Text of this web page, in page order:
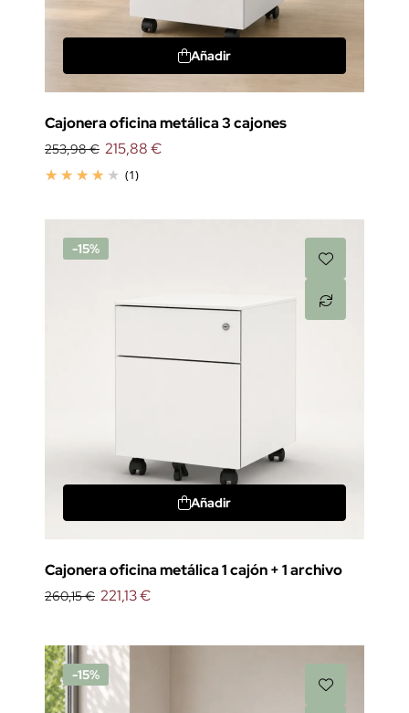
Añadir
Cajonera oficina metálica 3 cajones
253,98 €
(1)
215,88 €
-15%
Añadir
Cajonera oficina metálica 1 cajón + 1 archivo
260,15 € 221,13 €
-15%